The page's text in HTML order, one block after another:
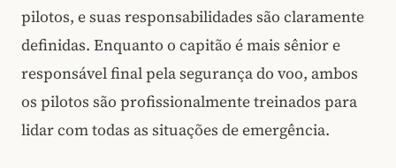
pilotos, e suas responsabilidades são claramente
definidas. Enquanto o capitão é mais sênior e
responsável final pela segurança do voo, ambos
os pilotos são profissionalmente treinados para
lidar com todas as situações de emergência.